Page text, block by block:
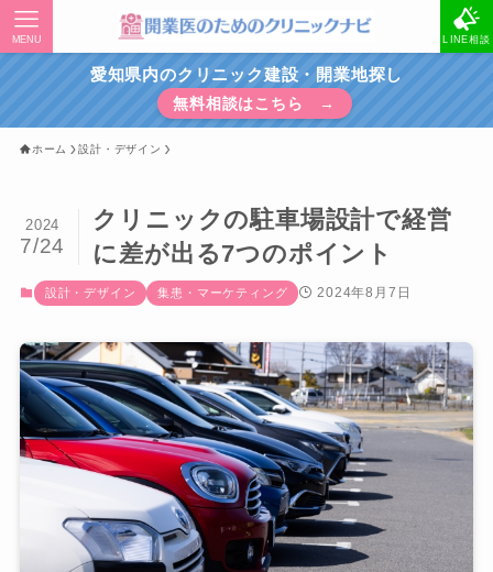
LINE相談
MENU
愛知県内のクリニック建設・開業地探し
無料相談はこちら →
ホーム 設計・デザイン
クリニックの駐車場設計で経営
に差が出る7つのポイント
2024
7/24
設計・デザイン 集患・マーケティング 2024年8月7日